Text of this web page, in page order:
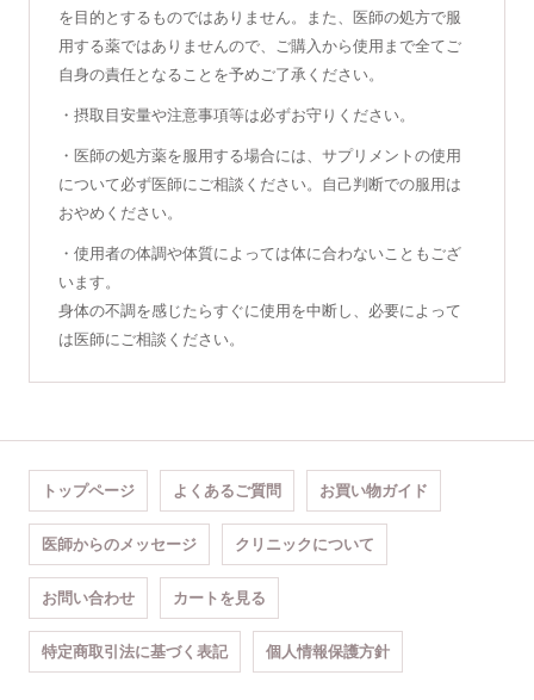
を目的とするものではありません。また、医師の処方で服
用する薬ではありませんので、ご購入から使用まで全てご
自身の責任となることを予めご了承ください。
・摂取目安量や注意事項等は必ずお守りください。
・医師の処方薬を服用する場合には、サプリメントの使用
について必ず医師にご相談ください。自己判断での服用は
おやめください。
・使用者の体調や体質によっては体に合わないこともござ
います。
身体の不調を感じたらすぐに使用を中断し、必要によって
は医師にご相談ください。
トップページ よくあるご質問 お買い物ガイド
医師からのメッセージ クリニックについて
お問い合わせ カートを見る
特定商取引法に基づく表記 個人情報保護方針